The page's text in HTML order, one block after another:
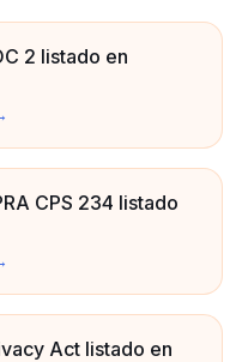
2 listado en
CPS 234 listado
Act listado en